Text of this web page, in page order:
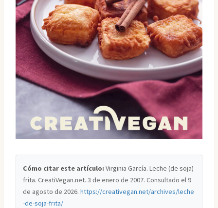
Cómo citar este artículo: Virginia García. Leche (de soja)
frita. CreatiVegan.net. 3 de enero de 2007. Consultado el9
de agosto de 2026.https://creativegan.net/archives/leche
-de-soja-frita/